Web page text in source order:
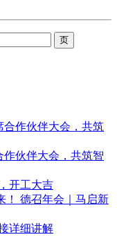
作伙伴大会，共筑智
开工大吉
德召年会｜马启新
详细讲解